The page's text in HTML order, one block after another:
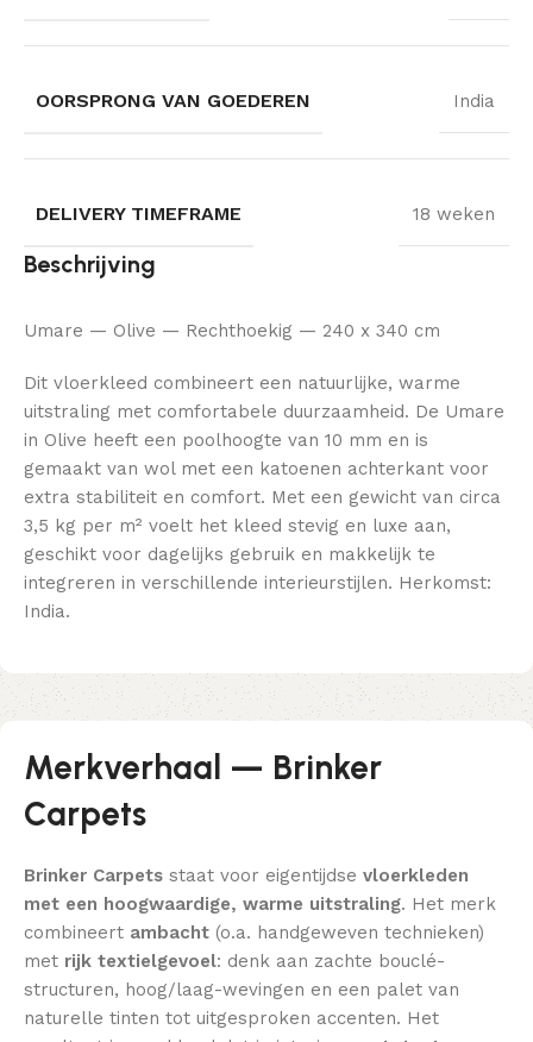
OORSPRONG VAN GOEDEREN India
DELIVERY TIMEFRAME 18 weken
Beschrijving
Umare — Olive — Rechthoekig — 240 x 340 cm
Dit vloerkleed combineert een natuurlijke, warme
uitstraling met comfortabele duurzaamheid. De Umare
in Olive heeft een poolhoogte van 10 mm en is
gemaakt van wol met een katoenen achterkant voor
extra stabiliteit en comfort. Met een gewicht van circa
3,5 kg per m² voelt het kleed stevig en luxe aan,
geschikt voor dagelijks gebruik en makkelijk te
integreren in verschillende interieurstijlen. Herkomst:
India.
Merkverhaal — Brinker
Carpets
Brinker Carpets staat voor eigentijdse vloerkleden
met een hoogwaardige, warme uitstraling. Het merk
combineert ambacht (o.a. handgeweven technieken)
met rijk textielgevoel: denk aan zachte bouclé-
structuren, hoog/laag-wevingen en een palet van
naturelle tinten tot uitgesproken accenten. Het